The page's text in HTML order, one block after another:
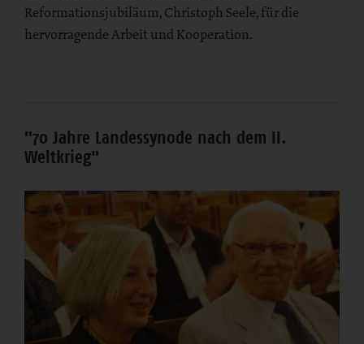
Reformationsjubiläum, Christoph Seele, für die
hervorragende Arbeit und Kooperation.
"70 Jahre Landessynode nach dem II.
Weltkrieg"